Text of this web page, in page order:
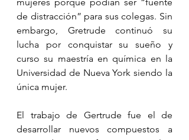
de distracción” para sus colegas. Sin
embargo, Gretrude continuó su
lucha por conquistar su sueño y
curso su maestría en química en la
Universidad de Nueva York siendo la
única mujer.
El trabajo de Gertrude fue el de
desarrollar nuevos compuestos a